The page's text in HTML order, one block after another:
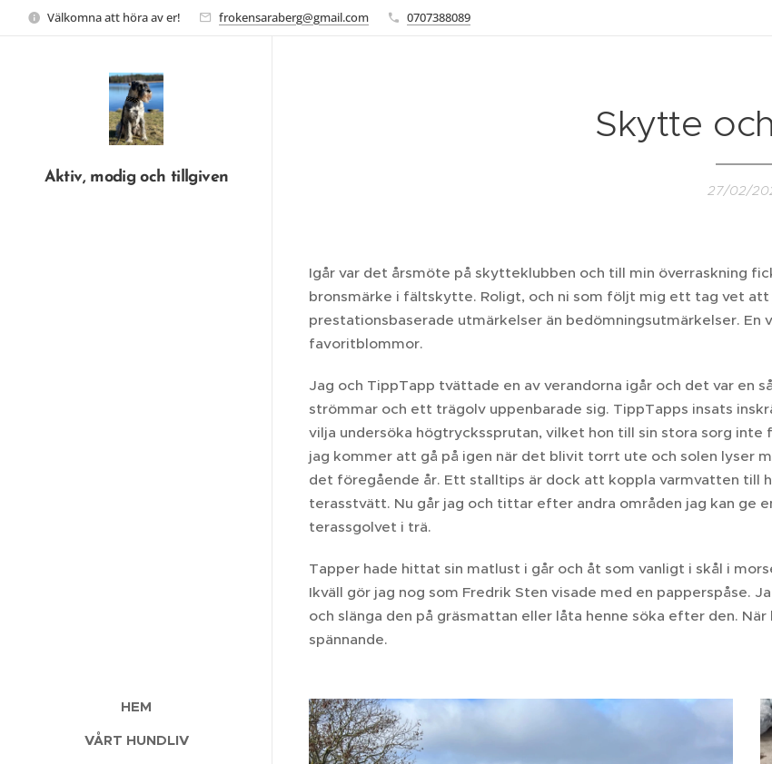
Välkomna att höra av er! frokensaraberg@gmail.com 0707388089
Aktiv, modig och tillgiven
HEM
VÅRT HUNDLIV
Skytte
27/02/
Igår var det årsmöte på skytteklubben och till min överraskning
bronsmärke i fältskytte. Roligt, och ni som följt mig ett tag vet
prestationsbaserade utmärkelser än bedömningsutmärkelser. En
favoritblommor.
Jag och TippTapp tvättade en av verandorna igår och det var en
strömmar och ett trägolv uppenbarade sig. TippTapps insats
vilja undersöka högtryckssprutan, vilket hon till sin stora sorg
jag kommer att gå på igen när det blivit torrt ute och solen lyser
det föregående år. Ett stalltips är dock att koppla varmvatten till
terasstvätt. Nu går jag och tittar efter andra områden jag kan ge
terassgolvet i trä.
Tapper hade hittat sin matlust i går och åt som vanligt i skål i
Ikväll gör jag nog som Fredrik Sten visade med en papperspåse.
och slänga den på gräsmattan eller låta henne söka efter den.
spännande.